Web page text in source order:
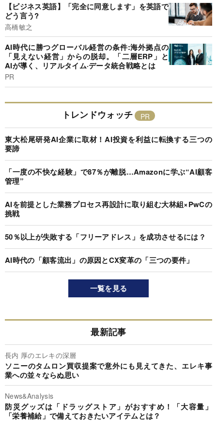
【ビジネス英語】「完全に同意します」を英語で
どう言う?
高橋敏之
AI時代に勝つグローバル経営の条件:海外拠点の
「見えない経営」からの脱却。「二層ERP」と
AIが導く、リアルタイム·データ統合戦略とは
PR
トレンドウォッチ
東大松尾研発AI企業に取材！AI投資を利益に転換する三つの
要諦
「一度の不快な経験」で87％が離脱…Amazonに学ぶ“AI顧客
管理”
AIを前提とした業務プロセス再設計に取り組む大林組×PwCの
挑戦
50％以上が失敗する「フリーアドレス」を成功させるには？
AI時代の「顧客流出」の原因とCX変革の「三つの要件」
一覧を見る
最新記事
長内 厚のエレキの深層
ソニーのタムロン買収提案で意外にも見えてきた、エレキ事
業への並々ならぬ思い
News&Analysis
防災グッズは「ドラッグストア」がおすすめ！「大容量」
「栄養補給」で備えておきたいアイテムとは？